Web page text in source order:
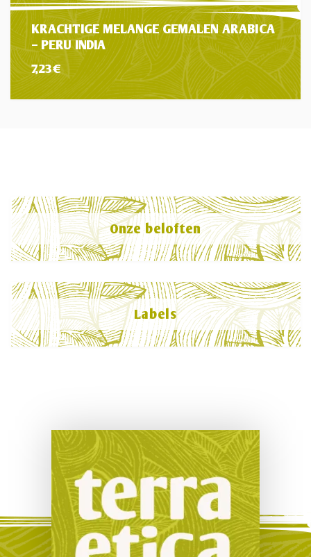
KRACHTIGE MELANGE GEMALEN ARABICA
– PERU INDIA
7,23€
Onze beloften
Labels